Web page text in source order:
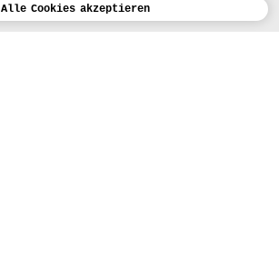
Alle Cookies akzeptieren